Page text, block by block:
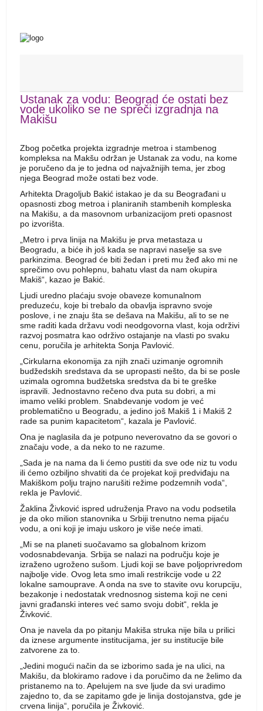
Ustanak za vodu: Beograd će ostati bez
vode ukoliko se ne spreči izgradnja na
Makišu
Zbog početka projekta izgradnje metroa i stambenog
kompleksa na Makšu održan je Ustanak za vodu, na kome
je poručeno da je to jedna od najvažnijih tema, jer zbog
njega Beograd može ostati bez vode.
Arhitekta Dragoljub Bakić istakao je da su Beograđani u
opasnosti zbog metroa i planiranih stambenih kompleska
na Makišu, a da masovnom urbanizacijom preti opasnost
po izvorišta.
„Metro i prva linija na Makišu je prva metastaza u
Beogradu, a biće ih još kada se napravi naselje sa sve
parkinzima. Beograd će biti žedan i preti mu žeđ ako mi ne
sprečimo ovu pohlepnu, bahatu vlast da nam okupira
Makiš“, kazao je Bakić.
Ljudi uredno plaćaju svoje obaveze komunalnom
preduzeću, koje bi trebalo da obavlja ispravno svoje
poslove, i ne znaju šta se dešava na Makišu, ali to se ne
sme raditi kada državu vodi neodgovorna vlast, koja održivi
razvoj posmatra kao održivo ostajanje na vlasti po svaku
cenu, poručila je arhitekta Sonja Pavlović.
„Cirkularna ekonomija za njih znači uzimanje ogromnih
budžedskih sredstava da se upropasti nešto, da bi se posle
uzimala ogromna budžetska sredstva da bi te greške
ispravili. Jednostavno rečeno dva puta su dobri, a mi
imamo veliki problem. Snabdevanje vodom je već
problematično u Beogradu, a jedino još Makiš 1 i Makiš 2
rade sa punim kapacitetom“, kazala je Pavlović.
Ona je naglasila da je potpuno neverovatno da se govori o
značaju vode, a da neko to ne razume.
„Sada je na nama da li ćemo pustiti da sve ode niz tu vodu
ili ćemo ozbiljno shvatiti da će projekat koji predviđaju na
Makiškom polju trajno narušiti režime podzemnih voda“,
rekla je Pavlović.
Žaklina Živković ispred udruženja Pravo na vodu podsetila
je da oko milion stanovnika u Srbiji trenutno nema pijaću
vodu, a oni koji je imaju uskoro je više neće imati.
„Mi se na planeti suočavamo sa globalnom krizom
vodosnabdevanja. Srbija se nalazi na području koje je
izraženo ugroženo sušom. Ljudi koji se bave poljoprivredom
najbolje vide. Ovog leta smo imali restrikcije vode u 22
lokalne samouprave. A onda na sve to stavite ovu korupciju,
bezakonje i nedostatak vrednosnog sistema koji ne ceni
javni građanski interes već samo svoju dobit“, rekla je
Živković.
Ona je navela da po pitanju Makiša struka nije bila u prilici
da iznese argumente institucijama, jer su institucije bile
zatvorene za to.
„Jedini mogući način da se izborimo sada je na ulici, na
Makišu, da blokiramo radove i da poručimo da ne želimo da
pristanemo na to. Apelujem na sve ljude da svi uradimo
zajedno to, da se zapitamo gde je linija dostojanstva, gde je
crvena linija“, poručila je Živković.